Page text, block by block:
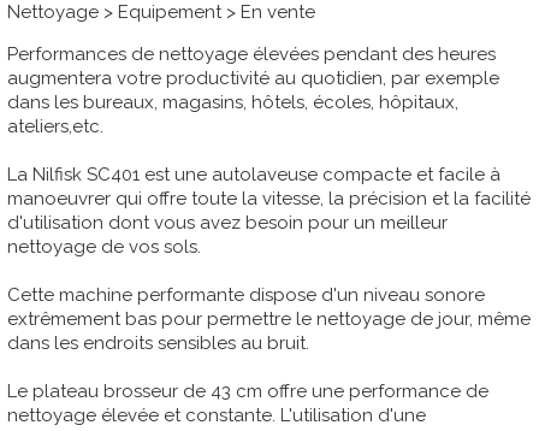
Nettoyage > Equipement > En vente
Performances de nettoyage élevées pendant des heures
augmentera votre productivité au quotidien, par exemple
dans les bureaux, magasins, hôtels, écoles, hôpitaux,
ateliers,etc.
La Nilfisk SC401 est une autolaveuse compacte et facile à
manoeuvrer qui offre toute la vitesse, la précision et la facilité
d'utilisation dont vous avez besoin pour un meilleur
nettoyage de vos sols.
Cette machine performante dispose d'un niveau sonore
extrêmement bas pour permettre le nettoyage de jour, même
dans les endroits sensibles au bruit.
Le plateau brosseur de 43 cm offre une performance de
nettoyage élevée et constante. L'utilisation d'une